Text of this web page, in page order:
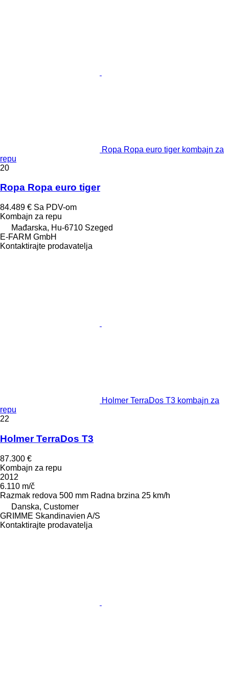
Ropa Ropa euro tiger kombajn za
repu
20
Ropa Ropa euro tiger
84.489 € Sa PDV-om
Kombajn za repu
Mađarska, Hu-6710 Szeged
E-FARM GmbH
Kontaktirajte prodavatelja
Holmer TerraDos T3 kombajn za
repu
22
Holmer TerraDos T3
87.300 €
Kombajn za repu
2012
6.110 m/č
Razmak redova 500 mm Radna brzina 25 km/h
Danska, Customer
GRIMME Skandinavien A/S
Kontaktirajte prodavatelja